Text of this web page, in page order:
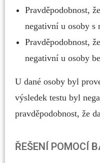
Pravděpodobnost,
negativní u osoby
Pravděpodobnost,
negativní u osoby
U dané osoby byl
výsledek testu byl
pravděpodobnost, že
ŘEŠENÍ POMOCÍ